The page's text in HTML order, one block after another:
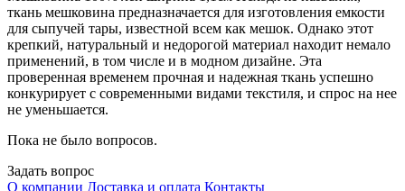
ткань мешковина предназначается для изготовления емкости
для сыпучей тары, известной всем как мешок. Однако этот
крепкий, натуральный и недорогой материал находит немало
применений, в том числе и в модном дизайне. Эта
проверенная временем прочная и надежная ткань успешно
конкурирует с современными видами текстиля, и спрос на нее
не уменьшается.
Пока не было вопросов.
Задать вопрос
О компании Доставка и оплата Контакты